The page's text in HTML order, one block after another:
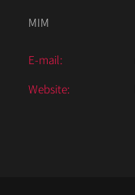
MIM
E-mail:
Website: